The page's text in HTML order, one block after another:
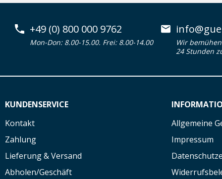
+49 (0) 800 000 9762
Mon-Don: 8.00-15.00. Frei: 8.00-14.00
Wir
24 Stunden
KUNDENSERVICE
Kontakt
Zahlung
Lieferung & Versand
Abholen/Geschäft
Allgemeine
Impressum